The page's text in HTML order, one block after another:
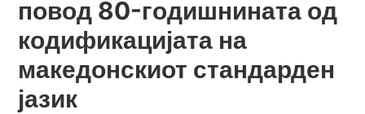
повод 80-годишнината од
кодификацијата на
македонскиот стандарден
јазик